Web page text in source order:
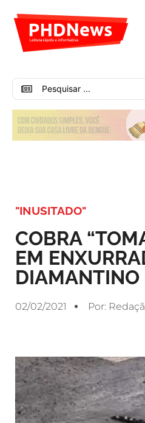
"INUSITADO"
COBRA
EM
DIAMANTINO
02/02/2021 Por: